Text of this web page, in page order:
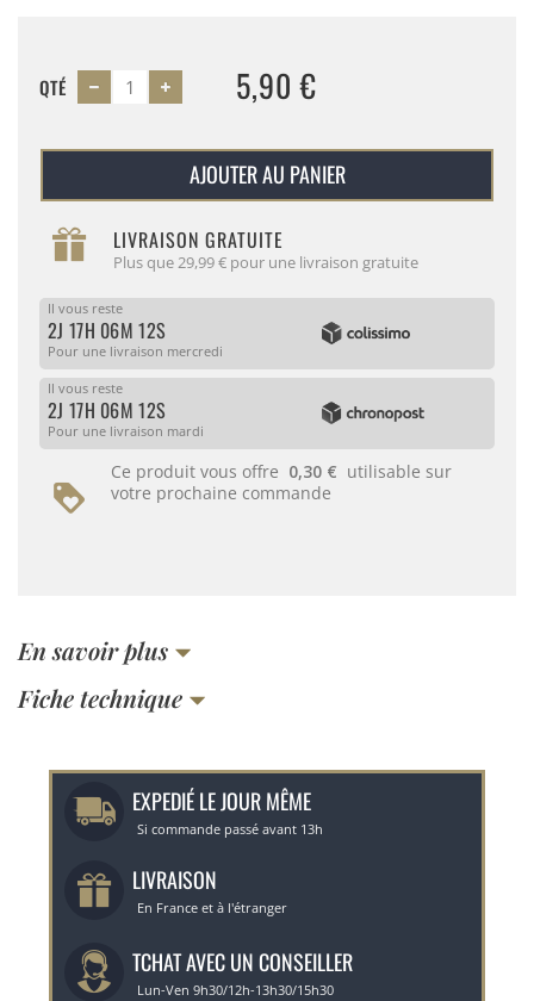
QTÉ 5,90 €
AJOUTER AU PANIER
LIVRAISON GRATUITE
Plus que 29,99 € pour une livraison gratuite
Il vous reste
2J 17H 06M 12S
Pour une livraison mercredi
Il vous reste
2J 17H 06M 12S
Pour une livraison mardi
Ce produit vous offre 0,30 € utilisable sur
votre prochaine commande
En savoir plus
Fiche technique
EXPEDIÉ LE JOUR MÊME
Si commande passé avant 13h
LIVRAISON
En France et à l'étranger
TCHAT AVEC UN CONSEILLER
Lun-Ven 9h30/12h-13h30/15h30